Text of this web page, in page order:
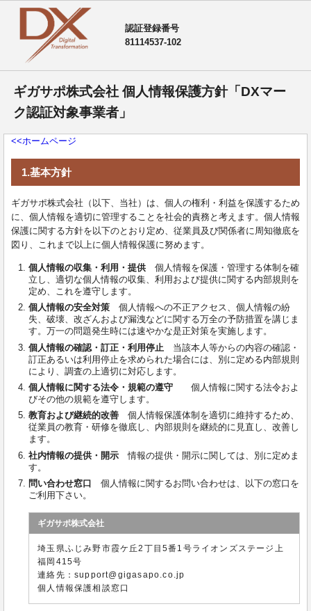
認証登録番号
81114537-102
ギガサポ株式会社 個人情報保護方針「DXマー
ク認証対象事業者」
<<ホームページ
1.基本方針
ギガサポ株式会社（以下、当社）は、個人の権利・利益を保護するため
に、個人情報を適切に管理することを社会的責務と考えます。個人情報
保護に関する方針を以下のとおり定め、従業員及び関係者に周知徹底を
図り、これまで以上に個人情報保護に努めます。
個人情報の収集・利用・提供 個人情報を保護・管理する体制を確
立し、適切な個人情報の収集、利用および提供に関する内部規則を
定め、これを遵守します。
個人情報の安全対策 個人情報への不正アクセス、個人情報の紛
失、破壊、改ざんおよび漏洩などに関する万全の予防措置を講じま
す。万一の問題発生時には速やかな是正対策を実施します。
個人情報の確認・訂正・利用停止 当該本人等からの内容の確認・
訂正あるいは利用停止を求められた場合には、別に定める内部規則
により、調査の上適切に対応します。
個人情報に関する法令・規範の遵守 個人情報に関する法令およ
びその他の規範を遵守します。
教育および継続的改善 個人情報保護体制を適切に維持するため、
従業員の教育・研修を徹底し、内部規則を継続的に見直し、改善し
ます。
社内情報の提供・開示 情報の提供・開示に関しては、別に定めま
す。
問い合わせ窓口
個人情報に関するお問い合わせは、以下の窓口を
ご利用下さい。
ギガサポ株式会社
埼玉県ふじみ野市霞ケ丘2丁目5番1号ライオンズステージ上
福岡415号
連絡先：support@gigasapo.co.jp
個人情報保護相談窓口